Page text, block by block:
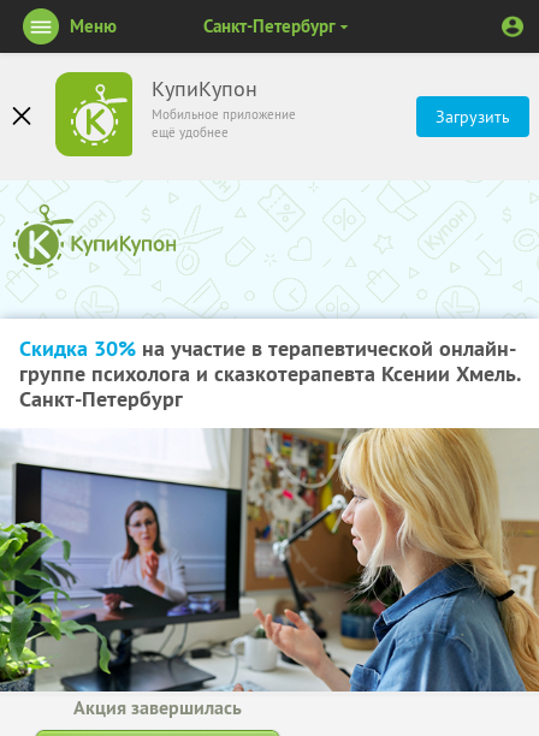
КупиКупон
Мобильное приложение
ещё удобнее
Загрузить
Меню Санкт-Петербург
Скидка 30% на участие в терапевтической онлайн-
группе психолога и сказкотерапевта Ксении Хмель.
Санкт-Петербург
Акция завершилась